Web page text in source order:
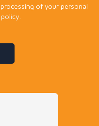
of your personal